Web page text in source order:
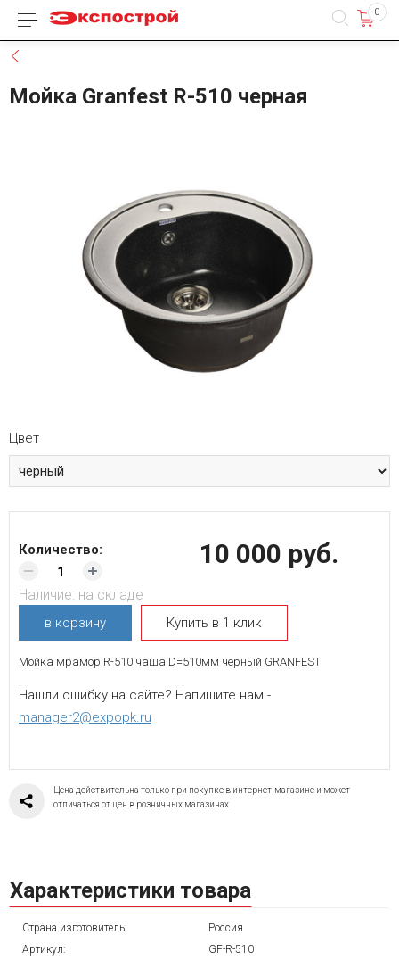
Каталог товаров 0
Мойка Granfest R-510 черная
Цвет
10 000 руб.
Количество:
Наличие: на складе
в корзину Купить в 1 клик
Мойка мрамор R-510 чаша D=510мм черный GRANFEST
Нашли ошибку на сайте? Напишите нам -
manager2@expopk.ru
Цена действительна только при покупке в интернет-магазине и может
отличаться от цен в розничных магазинах
Характеристики товара
Страна изготовитель:
Россия
Артикул:
GF-R-510